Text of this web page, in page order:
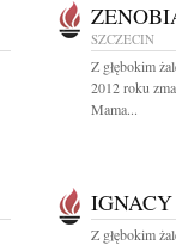
SZCZECIN
Z głębokim
2012 roku
Mama...
Z głębokim